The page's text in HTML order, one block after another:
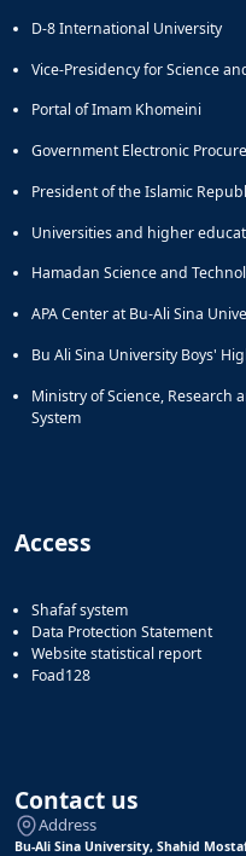
D-8 International University
Vice-Presidency for Science
Portal of Imam Khomeini
Government Electronic
President of the Islamic
Universities and higher
Hamadan Science and
APA Center at Bu-Ali Sina
Bu Ali Sina University Boys'
Ministry of Science, Research
System
Access
Shafaf system
Data Protection Statement
Website statistical report
Foad128
Contact us
Address
Bu-Ali Sina University, Shahid